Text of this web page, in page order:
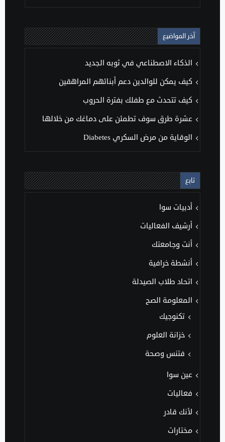
آخر المواضيع
الذكاء الاصطناعي في ثوبه الجديد
كيف يمكن للوالدين دعم أبنائهم المراهقين
كيف تتحدث مع طفلك بفترة الحروب
عشرة طرق سوف تطمئن على دماغك من خلالها
الوقاية من مرض السكري Diabetes
تابع
أدبيات سوا
أرشيف الفعاليات
أنت وجامعتك
أنشطة خرافية
اتحاد طلاب الصيدلة
المعلومة الصح
تكنوجيك
خزانة العلوم
فتنس وصحة
عين سوا
فعاليات
لأنك قادر
مختارات